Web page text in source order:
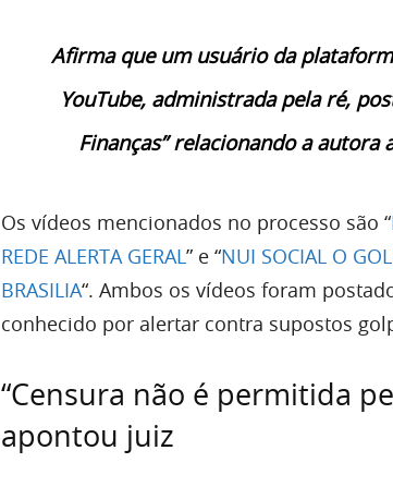
Afirma que um usuário da
YouTube, administrada pela ré,
Finanças” relacionando a
Os vídeos mencionados no processo são “
REDE ALERTA GERAL” e “NUI SOCIAL O
BRASILIA“. Ambos os vídeos foram
conhecido por alertar contra supostos
“Censura não é permitida
apontou juiz